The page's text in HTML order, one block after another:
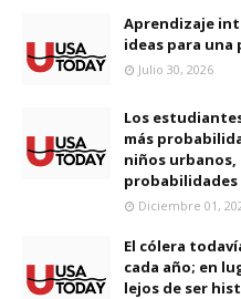
Aprendizaje
ideas para
Julio 30, 2026
Los
más
niños
probabilidades
Diciembre 01,
El cólera
cada año; en
lejos de ser